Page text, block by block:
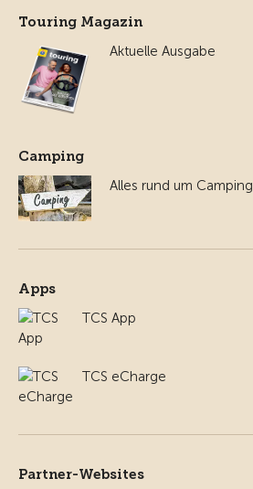
Touring Magazin
Aktuelle Ausgabe
Camping
Alles rund um Camping
Apps
TCS App
TCS eCharge
Partner-Websites